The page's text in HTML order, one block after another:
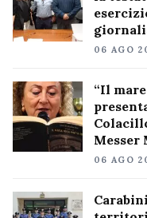
06 AGO
“Il
Messer
06 AGO